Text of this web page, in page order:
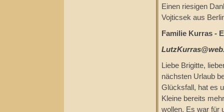
Einen riesigen
Vojticsek aus
Familie Kurras -
Liebe Brigitte,
nächsten Urlaub
Glücksfall, hat es
Kleine bereits
wollen. Es war für